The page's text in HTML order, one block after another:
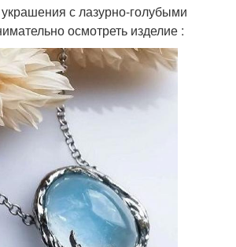
с лазурно-голубыми
осмотреть изделие :